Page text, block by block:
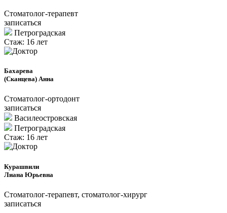
Стоматолог-терапевт
записаться
Петроградcкая
Стаж: 16 лет
Бахарева
(Сканцева) Анна
Стоматолог-ортодонт
записаться
Василеостровская
Петроградcкая
Стаж: 16 лет
Курашвили
Лиана Юрьевна
Стоматолог-терапевт, стоматолог-хирург
записаться